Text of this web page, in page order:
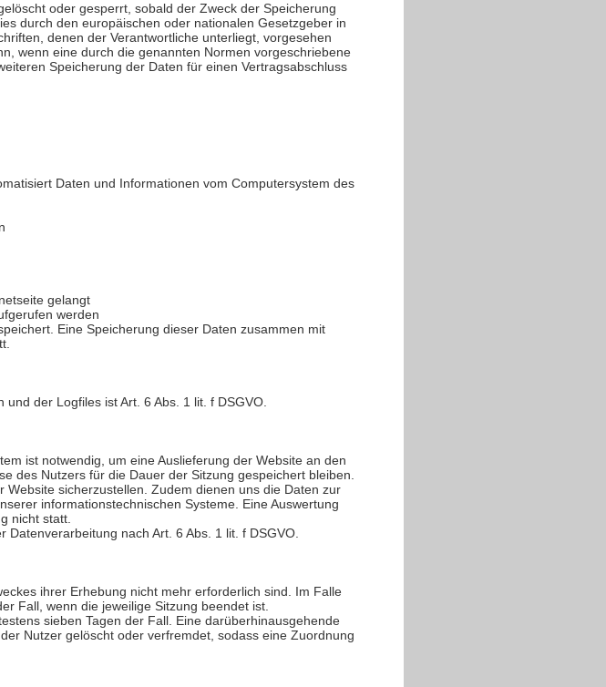
oder gesperrt, sobald der Zweck der Speicherung
durch den europäischen oder nationalen Gesetzgeber in
denen der Verantwortliche unterliegt, vorgesehen
wenn eine durch die genannten Normen vorgeschriebene
Speicherung der Daten für einen Vertragsabschluss
Daten und Informationen vom Computersystem des
gelangt
werden
Eine Speicherung dieser Daten zusammen mit
der Logfiles ist Art. 6 Abs. 1 lit. f DSGVO.
ist notwendig, um eine Auslieferung der Website an den
des Nutzers für die Dauer der Sitzung gespeichert bleiben.
sicherzustellen. Zudem dienen uns die Daten zur
informationstechnischen Systeme. Eine Auswertung
nicht statt.
nach Art. 6 Abs. 1 lit. f DSGVO.
ihrer Erhebung nicht mehr erforderlich sind. Im Falle
Fall, wenn die jeweilige Sitzung beendet ist.
sieben Tagen der Fall. Eine darüberhinausgehende
Nutzer gelöscht oder verfremdet, sodass eine Zuordnung